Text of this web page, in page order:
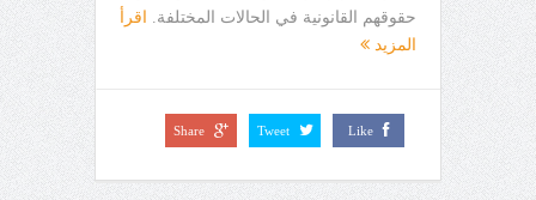
حقوقهم القانونية في الحالات المختلفة.
اقرأ
المزيد
Like
Tweet
Share